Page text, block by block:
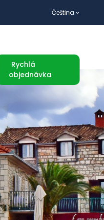
Čeština
Rychlá
objednávka